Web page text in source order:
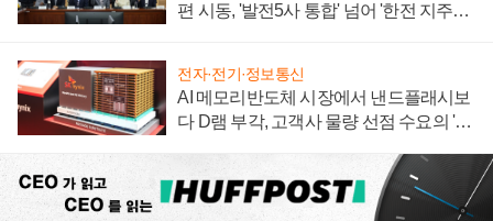
편 시동, '발전5사 통합' 넘어 '한전 지주사'
전자·전기·정보통신
AI 메모리반도체 시장에서 낸드플래시보
다 D램 부각, 고객사 물량 선점 수요의 '우